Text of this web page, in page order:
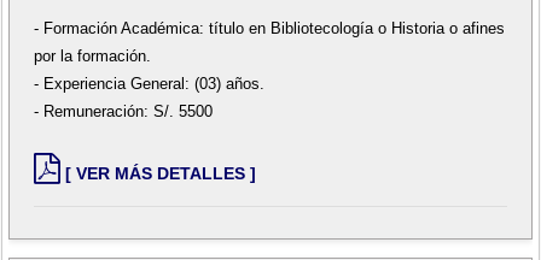
- Formación Académica: título en Bibliotecología o Historia o afines
por la formación.
- Experiencia General: (03) años.
- Remuneración: S/. 5500
[ VER MÁS DETALLES ]